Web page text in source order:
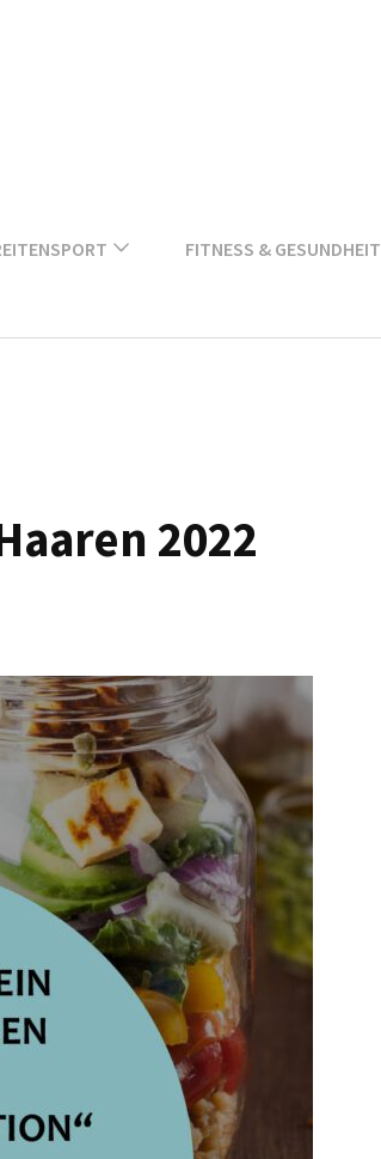
FITNESS & GESUNDHEIT
2022